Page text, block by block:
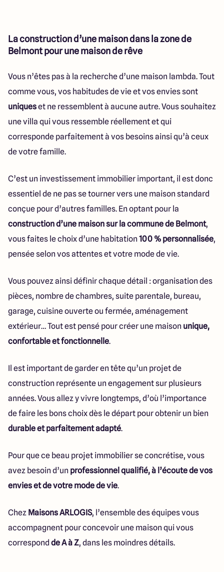
La construction d’une maison dans la zone de
Belmont pour une maison de rêve
Vous n’êtes pas à la recherche d’une maison lambda. Tout
comme vous, vos habitudes de vie et vos envies sont
uniqueset ne ressemblent à aucune autre. Vous souhaitez
une villa qui vous ressemble réellement et qui
corresponde parfaitement à vos besoins ainsi qu’à ceux
de votre famille.
C’est un investissement immobilier important, il est donc
essentiel de ne pas se tourner vers une maison standard
conçue pour d’autres familles. En optant pour la
construction d’une maison sur la commune de Belmont,
vous faites le choix d’une habitation 100 % personnalisée,
pensée selon vos attentes et votre mode de vie.
Vous pouvez ainsi définir chaque détail : organisation des
pièces, nombre de chambres, suite parentale, bureau,
garage, cuisine ouverte ou fermée, aménagement
extérieur… Tout est pensé pour créer une maison unique,
confortable et fonctionnelle.
Il est important de garder en tête qu’un projet de
construction représente un engagement sur plusieurs
années. Vous allez y vivre longtemps, d’où l’importance
de faire les bons choix dès le départ pour obtenir un bien
durable et parfaitement adapté.
Pour que ce beau projet immobilier se concrétise, vous
avez besoin d’un professionnel qualifié, à l’écoute de vos
envies et de votre mode de vie.
Chez Maisons ARLOGIS, l’ensemble des équipes vous
accompagnent pour concevoir une maison qui vous
correspond de A à Z, dans les moindres détails.